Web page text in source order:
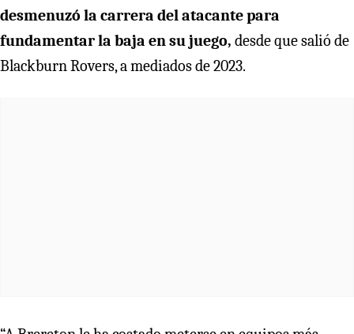
desmenuzó la carrera del atacante para
fundamentar la baja en su juego, desde que salió de
Blackburn Rovers, a mediados de 2023.